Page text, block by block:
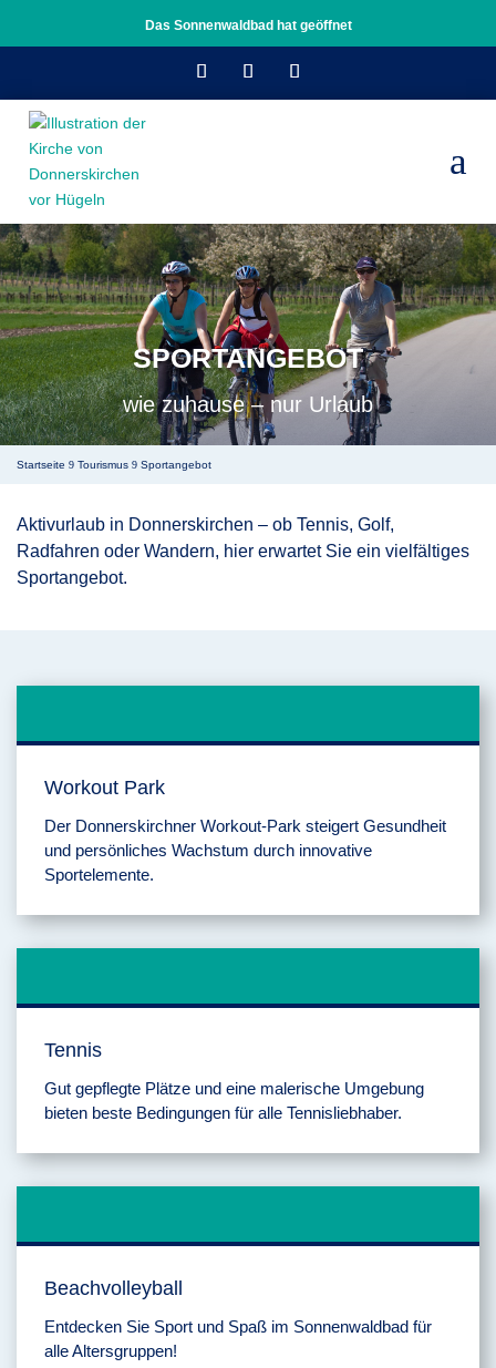
Das Sonnenwaldbad hat geöffnet
a
SPORTANGEBOT
wie zuhause – nur Urlaub
Startseite 9 Tourismus 9 Sportangebot
Aktivurlaub in Donnerskirchen – ob Tennis, Golf,
Radfahren oder Wandern, hier erwartet Sie ein vielfältiges
Sportangebot.
Workout Park
Der Donnerskirchner Workout-Park steigert Gesundheit
und persönliches Wachstum durch innovative
Sportelemente.
Tennis
Gut gepflegte Plätze und eine malerische Umgebung
bieten beste Bedingungen für alle Tennisliebhaber.
Beachvolleyball
Entdecken Sie Sport und Spaß im Sonnenwaldbad für
alle Altersgruppen!